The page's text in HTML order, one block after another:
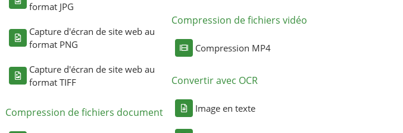
format JPG
Capture d'écran de site web au
format PNG
Capture d'écran de site web au
format TIFF
Compression de fichiers document
Compression de fichiers vidéo
Compression MP4
Convertir avec OCR
Image en texte